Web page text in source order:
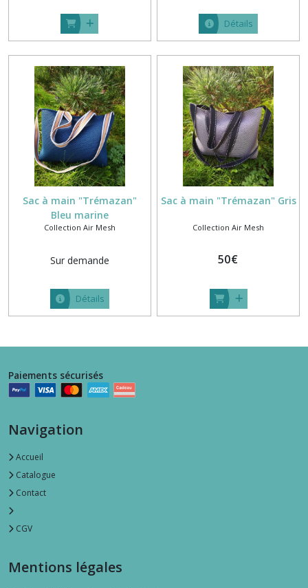
Détails
Sac à main "Trémazan"
Bleu marine
Collection Air Mesh
Sur demande
Détails
Sac à main "Trémazan" Gris
Collection Air Mesh
50€
Paiements sécurisés
Navigation
Accueil
Catalogue
Contact
CGV
Mentions légales